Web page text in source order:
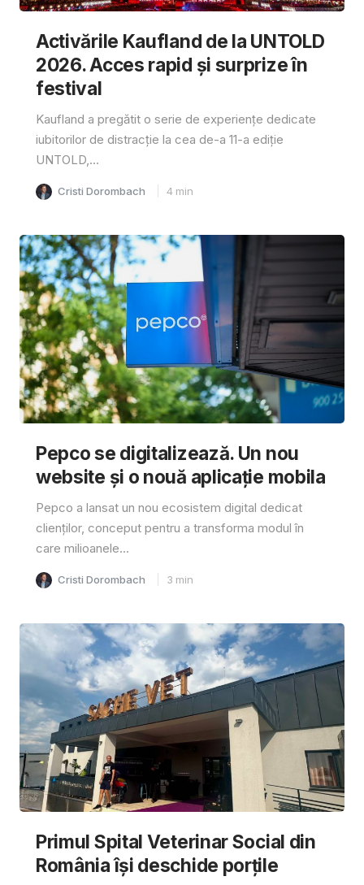
Activările Kaufland de la UNTOLD
2026. Acces rapid și surprize în
festival
Kaufland a pregătit o serie de experiențe dedicate
iubitorilor de distracție la cea de-a 11-a ediție
UNTOLD,...
Cristi Dorombach 4 min
Pepco se digitalizează. Un nou
website și o nouă aplicație mobila
Pepco a lansat un nou ecosistem digital dedicat
clienților, conceput pentru a transforma modul în
care milioanele...
Cristi Dorombach 3 min
Primul Spital Veterinar Social din
România își deschide porțile